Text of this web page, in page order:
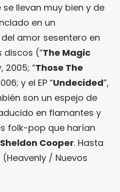
llevan muy bien y de
en un
amor sesentero en
discos (“The Magic
2005; “Those The
y el EP “Undecided”,
son un espejo de
en flamantes y
folk-pop que harían
Sheldon Cooper. Hasta
(Heavenly / Nuevos